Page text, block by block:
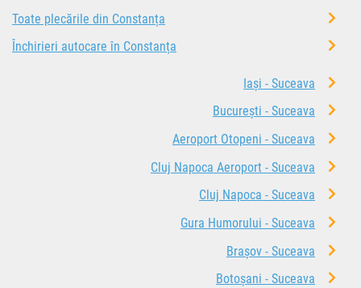
Toate plecările din Constanța
Închirieri autocare în Constanța
Iași - Suceava
București - Suceava
Aeroport Otopeni - Suceava
Cluj Napoca Aeroport - Suceava
Cluj Napoca - Suceava
Gura Humorului - Suceava
Brașov - Suceava
Botoșani - Suceava